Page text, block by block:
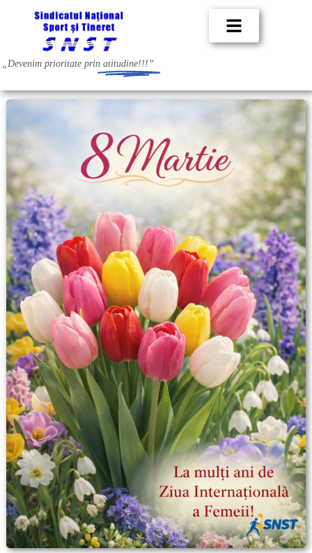
„Devenim prioritate prin atitudine!!!”